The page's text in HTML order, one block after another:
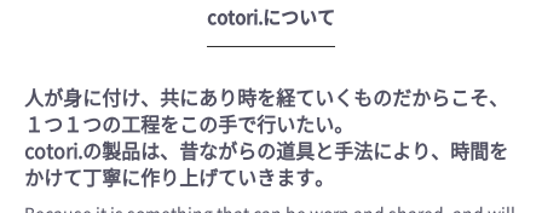
cotori.について
人が身に付け、共にあり時を経ていくものだからこそ、
１つ１つの工程をこの手で行いたい。
cotori.の製品は、昔ながらの道具と手法により、時間を
かけて丁寧に作り上げていきます。